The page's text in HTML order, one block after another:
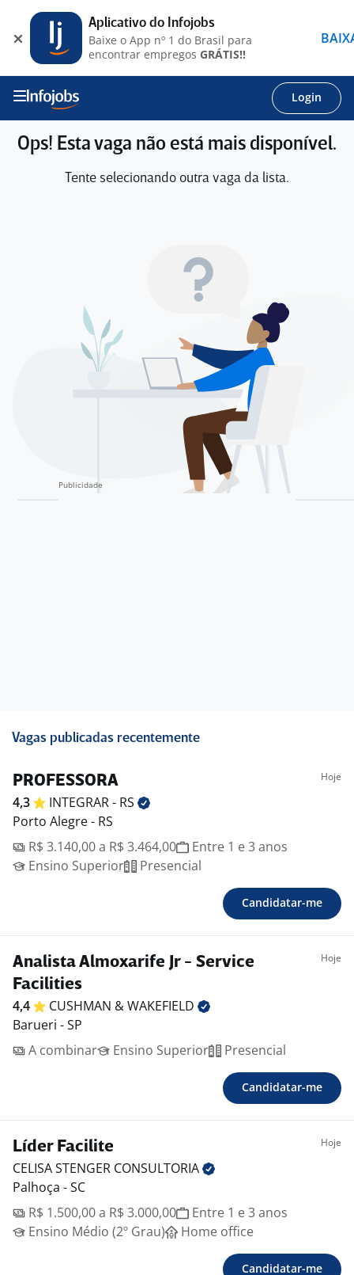
Login
Ops! Esta vaga não está mais disponível.
Tente selecionando outra vaga da lista.
Vagas publicadas recentemente
PROFESSORA Hoje
4,3 INTEGRAR - RS
Porto Alegre - RS
R$ 3.140,00 a R$ 3.464,00
Entre 1 e 3 anos
Ensino Superior
Presencial
Candidatar-me
Analista Almoxarife Jr - Service
Facilities
Hoje
4,4 CUSHMAN &WAKEFIELD
Barueri - SP
A combinar
Ensino Superior Presencial
Candidatar-me
Líder Facilite Hoje
CELISA STENGER CONSULTORIA
Palhoça - SC
R$ 1.500,00 a R$ 3.000,00
Entre 1 e 3 anos
Ensino Médio (2º Grau)
Home office
Candidatar-me
Aplicativo do Infojobs
Baixe o App nº 1 do Brasil para
encontrar empregos GRÁTIS!!